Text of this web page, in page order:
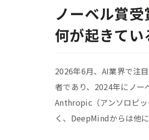
ノーベル賞受
何が起きてい
2026年6月、AI業界で注
者であり、2024年にノ
Anthropic（アンソロピ
く、DeepMindからは他